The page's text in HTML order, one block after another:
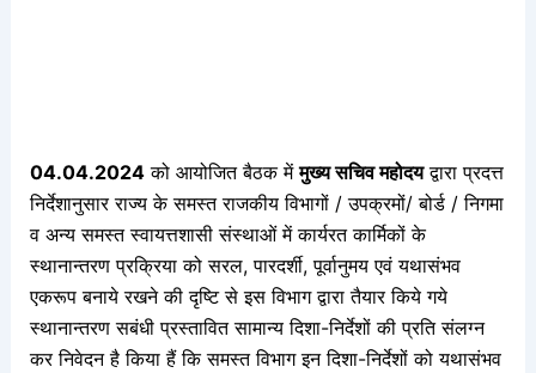
04.04.2024को आयोजित बैठक मेंमुख्य सचिव महोदयद्वारा प्रदत्त
निर्देशानुसार राज्य के समस्त राजकीय विभागों / उपक्रमों/ बोर्ड / निगमा
व अन्य समस्त स्वायत्तशासी संस्थाओं में कार्यरत कार्मिकों के
स्थानान्तरण प्रक्रिया को सरल, पारदर्शी, पूर्वानुमय एवं यथासंभव
एकरूप बनाये रखने की दृष्टि से इस विभाग द्वारा तैयार किये गये
स्थानान्तरण सबंधी प्रस्तावित सामान्य दिशा-निर्देशों की प्रति संलग्न
कर निवेदन है किया हैं कि समस्त विभाग इन दिशा-निर्देशों को यथासंभव